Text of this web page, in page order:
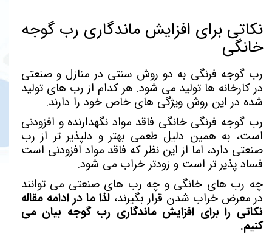
نکاتی برای افزایش ماندگاری رب گوجه
خانگی
رب گوجه فرنگی به دو روش سنتی در منازل و صنعتی
در کارخانه ها تولید می شود. هر کدام از رب های تولید
شده در این روش ویژگی های خاص خود را دارند.
رب گوجه فرنگی خانگی فاقد مواد نگهدارنده و افزودنی
است، به همین دلیل طعمی بهتر و دلپذیر تر از رب
صنعتی دارد، اما از این نظر که فاقد مواد افزودنی است
فساد پذیر تر است و زودتر خراب می شود.
چه رب های خانگی و چه رب های صنعتی می توانند
در معرض خراب شدن قرار بگیرند، لذا ما در ادامه مقاله
نکاتی را برای افزایش ماندگاری رب گوجه بیان می
کنیم.